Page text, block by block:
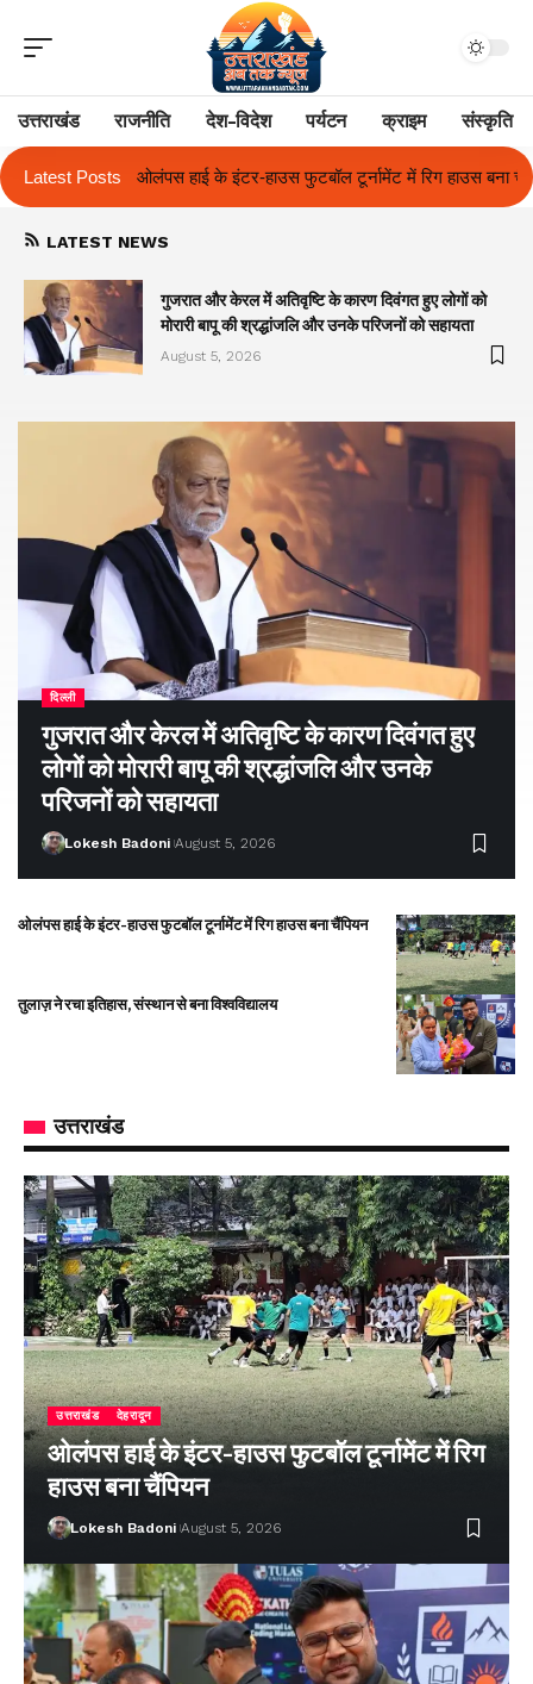
उत्तराखंड राजनीति देश-विदेश पर्यटन क्राइम संस्कृति
Latest Posts
टूर्नामेंट में रिग हाउस बना चैंपियन तुलाज़ ने रचा इतिहास, संस्थान से बना
LATEST NEWS
गुजरात और केरल में अतिवृष्टि के कारण दिवंगत हुए लोगों को
मोरारी बापू की श्रद्धांजलि और उनके परिजनों को सहायता
August 5, 2026
दिल्ली
गुजरात और केरल में अतिवृष्टि के कारण दिवंगत हुए
लोगों को मोरारी बापू की श्रद्धांजलि और उनके
परिजनों को सहायता
Lokesh Badoni August 5, 2026
ओलंपस हाई के इंटर-हाउस फुटबॉल टूर्नामेंट में रिग हाउस बना चैंपियन
तुलाज़ ने रचा इतिहास, संस्थान से बना विश्वविद्यालय
उत्तराखंड
उत्तराखंड देहरादून
ओलंपस हाई के इंटर-हाउस फुटबॉल टूर्नामेंट में रिग
हाउस बना चैंपियन
Lokesh Badoni August 5, 2026